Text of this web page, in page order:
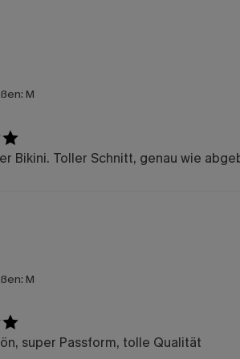
M
Bikini. Toller Schnitt, genau wie
M
super Passform, tolle Qualität